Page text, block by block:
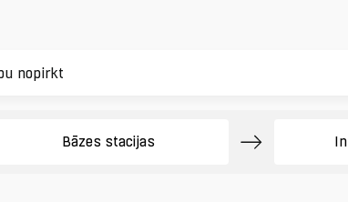
Bāzes stacijas